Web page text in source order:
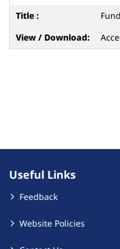
Useful Links
Feedback
Website Policies